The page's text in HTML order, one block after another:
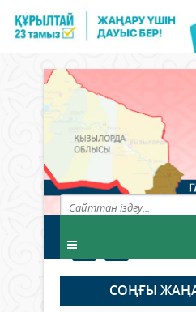
СОҢҒЫ